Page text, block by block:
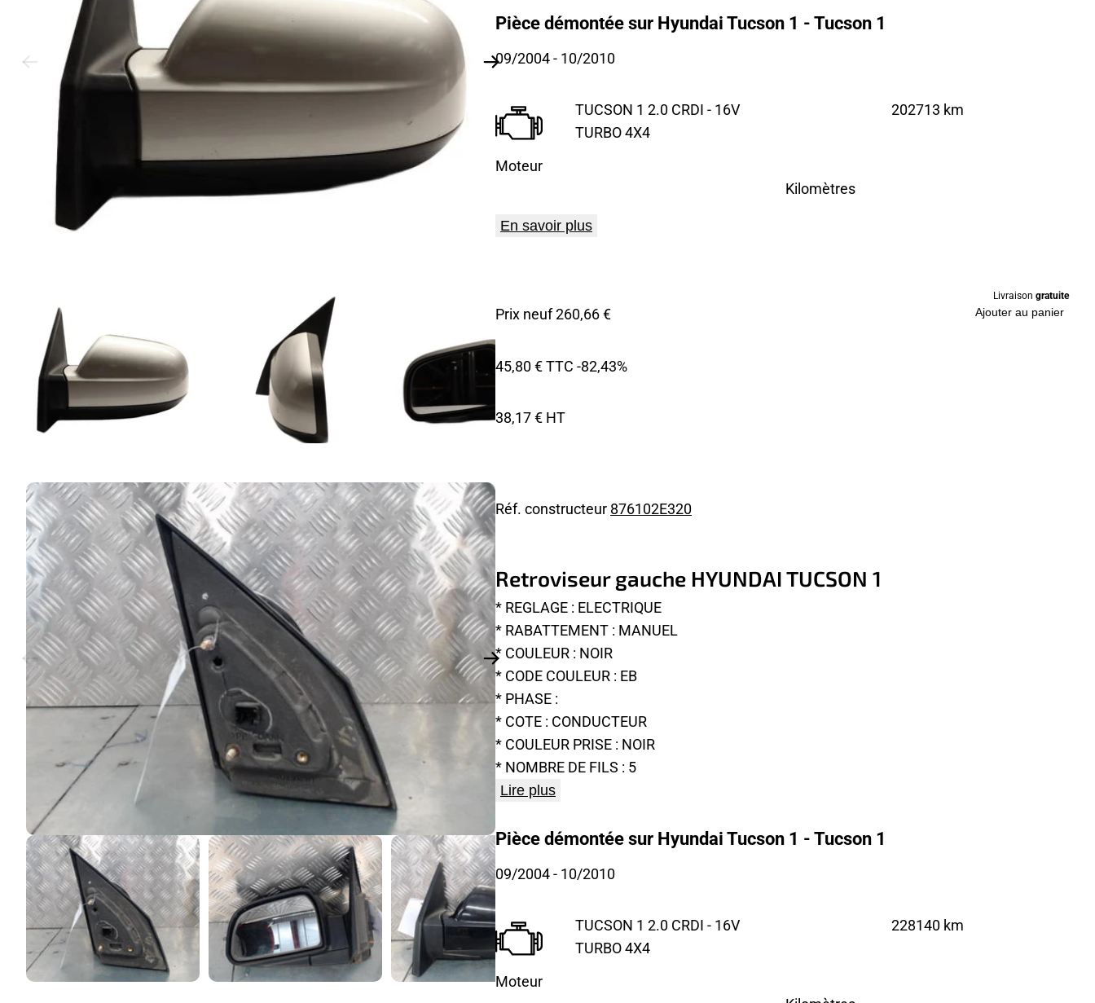
Pièce démontée sur Hyundai Tucson 1 - Tucson 1
09/2004- 10/2010
Moteur
TUCSON 1 2.0 CRDI - 16V
TURBO 4X4
Kilomètres
202713 km
En savoir plus
Prix neuf 260,66 €
45,80 € TTC -82,43%
38,17 € HT
Livraison gratuite
Ajouter au panier
Réf. constructeur 876102E320
Retroviseur gauche HYUNDAI TUCSON 1
* REGLAGE : ELECTRIQUE
* RABATTEMENT : MANUEL
* COULEUR : NOIR
* CODE COULEUR : EB
* PHASE :
* COTE : CONDUCTEUR
* COULEUR PRISE : NOIR
* NOMBRE DE FILS : 5
Lire plus
Pièce démontée sur Hyundai Tucson 1 - Tucson 1
09/2004- 10/2010
Moteur
TUCSON 1 2.0 CRDI - 16V
TURBO 4X4
228140 km